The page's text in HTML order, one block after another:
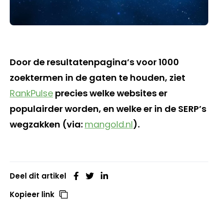
Door de resultatenpagina’s voor 1000
zoektermen in de gaten te houden, ziet
RankPulse precies welke websites er
populairder worden, en welke er in de SERP’s
wegzakken (via: mangold.nl).
Deel dit artikel
Kopieer link